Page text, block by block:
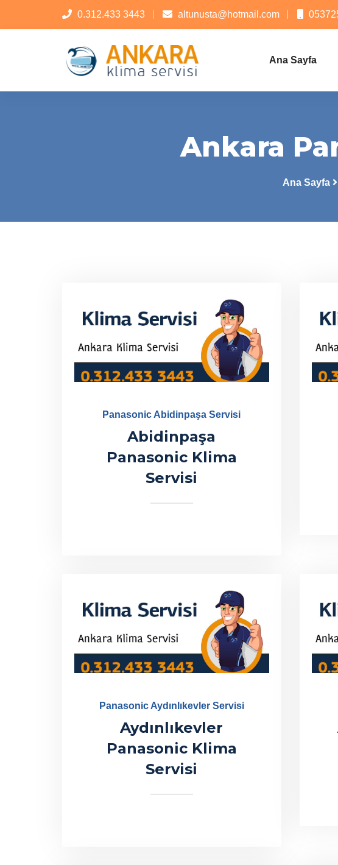
0.312.433 3443 altunusta@hotmail.com
Ana Sayfa
Ankara
Ana Sayfa
Panasonic Abidinpaşa Servisi
Abidinpaşa
Panasonic Klima
Servisi
Panasonic Aydınlıkevler Servisi
Aydınlıkevler
Panasonic Klima
Servisi